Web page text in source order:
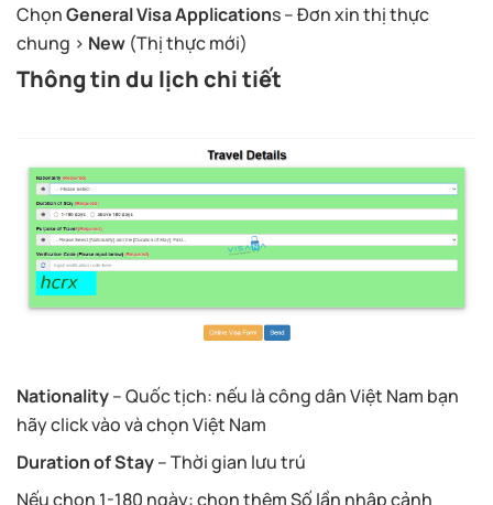
ChọnGeneral Visa Applications – Đơn xin thị thực
chung > New (Thị thực mới)
Thông tin du lịch chi tiết
Nationality– Quốc tịch: nếu là công dân Việt Nam bạn
hãy click vào và chọn Việt Nam
Duration of Stay– Thời gian lưu trú
Nếu chọn 1-180 ngày: chọn thêm Số lần nhập cảnh